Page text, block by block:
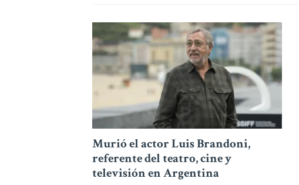
Murió el actor Luis Brandoni,
referente del teatro, cine y
televisión en Argentina